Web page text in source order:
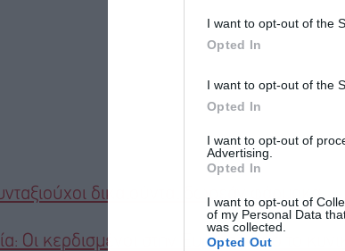
I want to opt-out of the
Opted In
I want to opt-out of the
Opted In
I want to opt-out of
Advertising.
Opted In
I want to opt-out of
of my Personal Data
was collected.
Opted Out
δικαιούνται δωρεάν φάρμακα
Οι κερδισμένοι στην Ευρώπη από το